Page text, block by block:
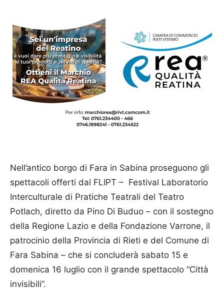
Nell’antico borgo di Fara in Sabina proseguono gli
spettacoli offerti dal FLIPT – Festival Laboratorio
Interculturale di Pratiche Teatrali del Teatro
Potlach, diretto da Pino Di Buduo – con il sostegno
della Regione Lazio e della Fondazione Varrone, il
patrocinio della Provincia di Rieti e del Comune di
Fara Sabina – che si concluderà sabato 15 e
domenica 16 luglio con il grande spettacolo “Città
invisibili”.